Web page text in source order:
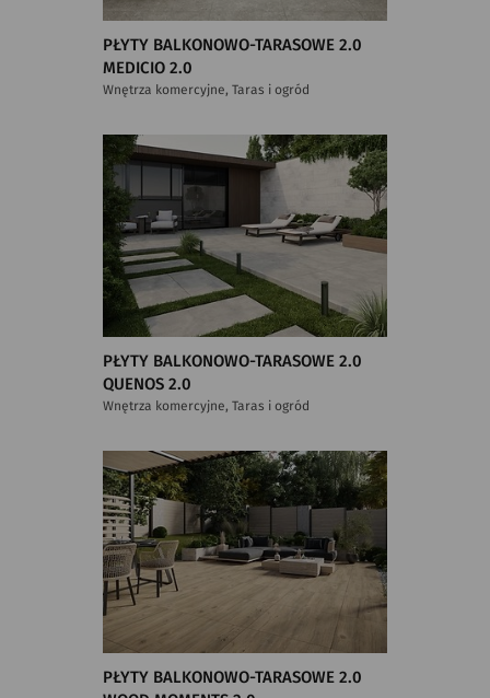
PŁYTY BALKONOWO-TARASOWE 2.0
MEDICIO 2.0
Wnętrza komercyjne, Taras i ogród
PŁYTY BALKONOWO-TARASOWE 2.0
QUENOS 2.0
Wnętrza komercyjne, Taras i ogród
PŁYTY BALKONOWO-TARASOWE 2.0